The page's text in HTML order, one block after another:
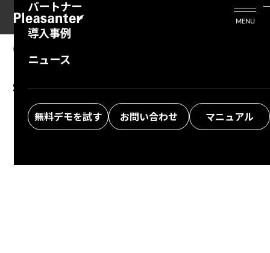
活用シーン
Enterprise Edition
パートナー
プリザンタービジネスを検討中の方
導入事例
ニュース
無料デモを試す お問い合わせ マニュアル
MENU
06.20.2025
Developer Function: Script:
$p.execProcess